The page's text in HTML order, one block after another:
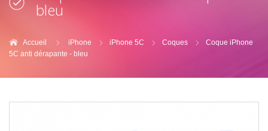
bleu
Accueil iPhone iPhone 5C Coques
Coque iPhone
5C anti dérapante - bleu